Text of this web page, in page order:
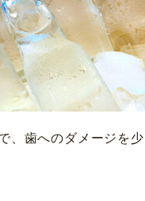
、歯へのダメージを